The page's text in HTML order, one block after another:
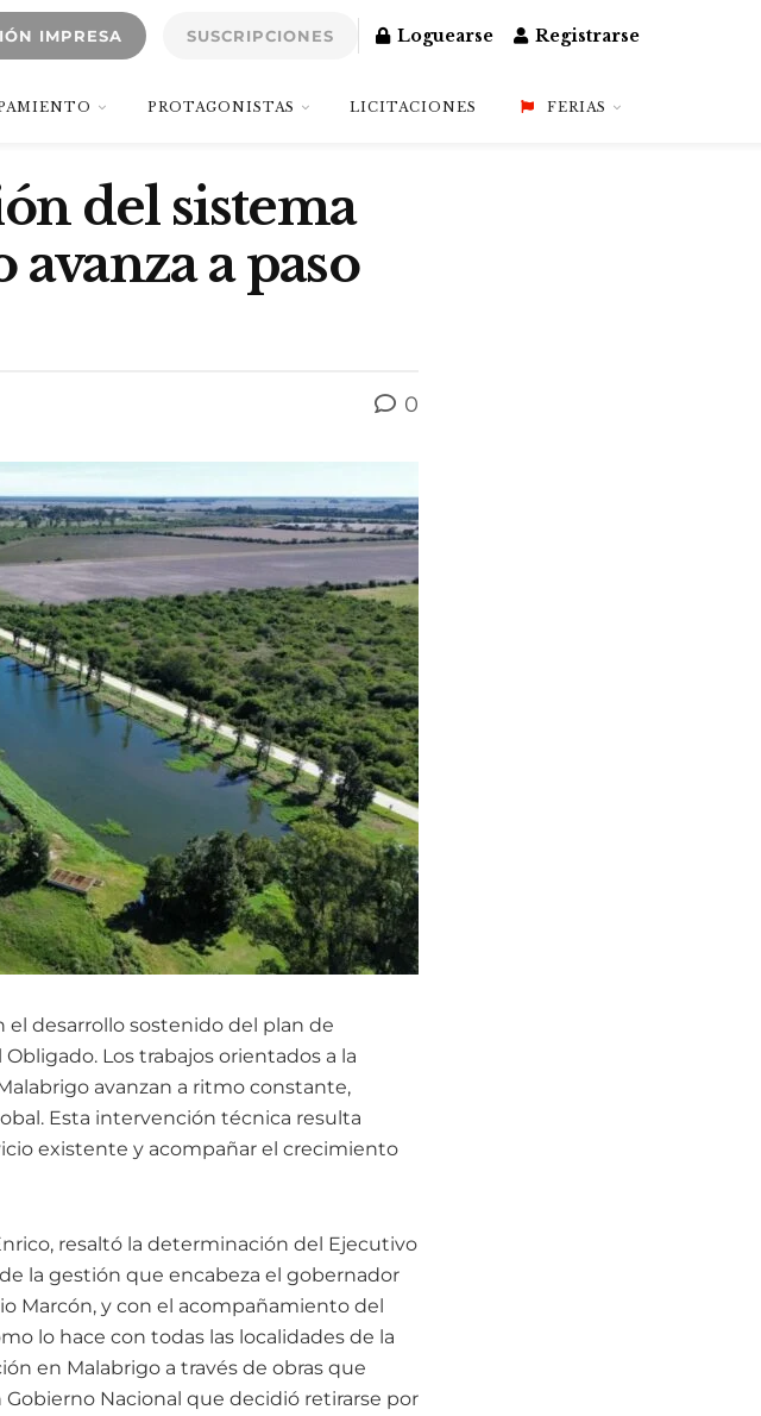
IMPRESA SUSCRIPCIONES Loguearse Registrarse
PROTAGONISTAS LICITACIONES FERIAS
del sistema
a paso
0
el desarrollo sostenido del plan de
Los trabajos orientados a la
avanzan a ritmo constante,
Esta intervención técnica resulta
existente y acompañar el crecimiento
resaltó la determinación del Ejecutivo
la gestión que encabeza el gobernador
Marcón, y con el acompañamiento del
lo hace con todas las localidades de la
en Malabrigo a través de obras que
Gobierno Nacional que decidió retirarse por